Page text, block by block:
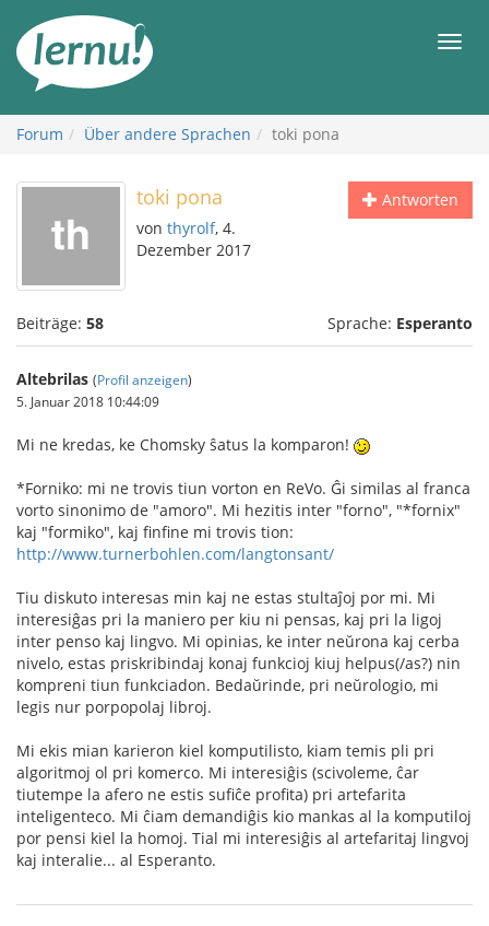
Inhalt
Forum Über andere Sprachen toki pona
Antworten
toki pona
von thyrolf, 4.
Dezember 2017
Beiträge: 58 Sprache: Esperanto
Altebrilas (Profil anzeigen)
5. Januar 2018 10:44:09
Mi ne kredas, ke Chomsky ŝatus la komparon!
*Forniko: mi ne trovis tiun vorton en ReVo. Ĝi similas al franca
vorto sinonimo de "amoro". Mi hezitis inter "forno", "*fornix"
kaj "formiko", kaj finfine mi trovis tion:
http://www.turnerbohlen.com/langtonsant/
Tiu diskuto interesas min kaj ne estas stultaĵoj por mi. Mi
interesiĝas pri la maniero per kiu ni pensas, kaj pri la ligoj
inter penso kaj lingvo. Mi opinias, ke inter neŭrona kaj cerba
nivelo, estas priskribindaj konaj funkcioj kiuj helpus(/as?) nin
kompreni tiun funkciadon. Bedaŭrinde, pri neŭrologio, mi
legis nur porpopolaj libroj.
Mi ekis mian karieron kiel komputilisto, kiam temis pli pri
algoritmoj ol pri komerco. Mi interesiĝis (scivoleme, ĉar
tiutempe la afero ne estis sufiĉe profita) pri artefarita
inteligenteco. Mi ĉiam demandiĝis kio mankas al la komputiloj
por pensi kiel la homoj. Tial mi interesiĝis al artefaritaj lingvoj
kaj interalie... al Esperanto.